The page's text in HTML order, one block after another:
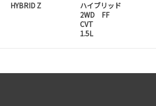
HYBRID Z
ハイブリッド
2WD FF
CVT
1.5L